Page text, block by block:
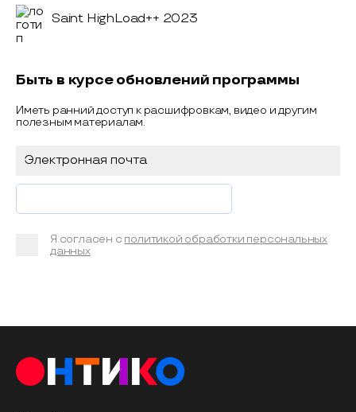
Saint HighLoad++ 2023
Быть в курсе обновлений программы
Иметь ранний доступ к расшифровкам, видео и другим
полезным материалам.
Я согласен с политикой обработки персональных
данных